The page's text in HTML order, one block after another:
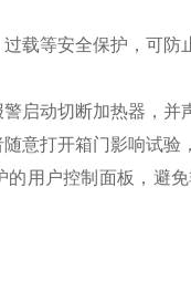
载等安全保护，可防
启动切断加热器，并
意打开箱门影响试
用户控制面板，避